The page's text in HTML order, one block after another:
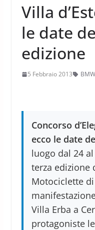
Villa
le date
edizione
5 Febbraio 2013
Concorso
ecco le date
luogo dal 24
terza edizione
Motociclette di
Villa Erba a
protagoniste